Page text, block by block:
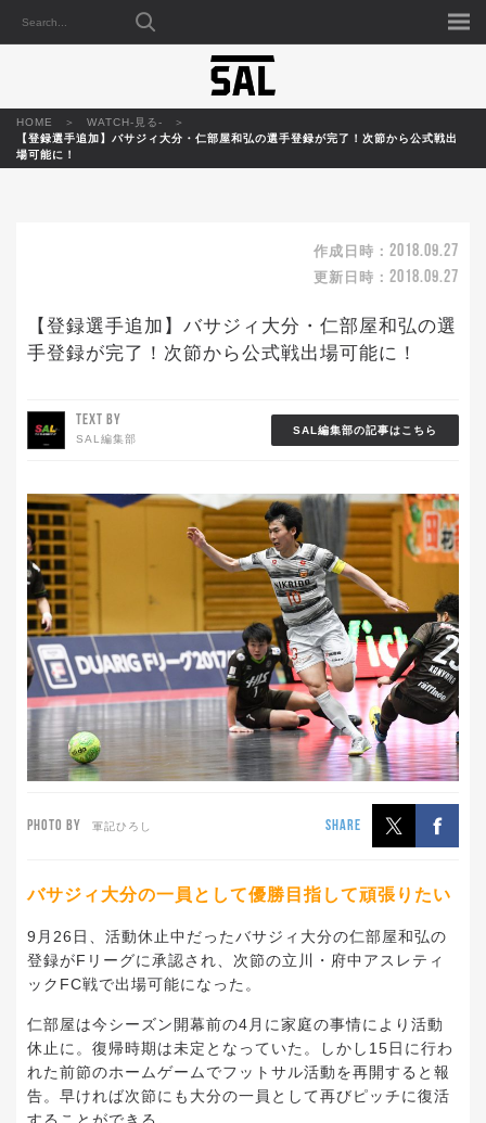
HOME
WATCH-見る-
【登録選手追加】バサジィ大分・仁部屋和弘の選手登録が完了！次節から公式戦出
場可能に！
作成日時： 2018.09.27
更新日時： 2018.09.27
【登録選手追加】バサジィ大分・仁部屋和弘の選
手登録が完了！次節から公式戦出場可能に！
TEXT BY
SAL編集部
SAL編集部の記事はこちら
PHOTO BY 軍記ひろし SHARE
バサジィ大分の一員として優勝目指して頑張りたい
9月26日、活動休止中だったバサジィ大分の仁部屋和弘の
登録がFリーグに承認され、次節の立川・府中アスレティ
ックFC戦で出場可能になった。
仁部屋は今シーズン開幕前の4月に家庭の事情により活動
休止に。復帰時期は未定となっていた。しかし15日に行わ
れた前節のホームゲームでフットサル活動を再開すると報
告。早ければ次節にも大分の一員として再びピッチに復活
することができる。